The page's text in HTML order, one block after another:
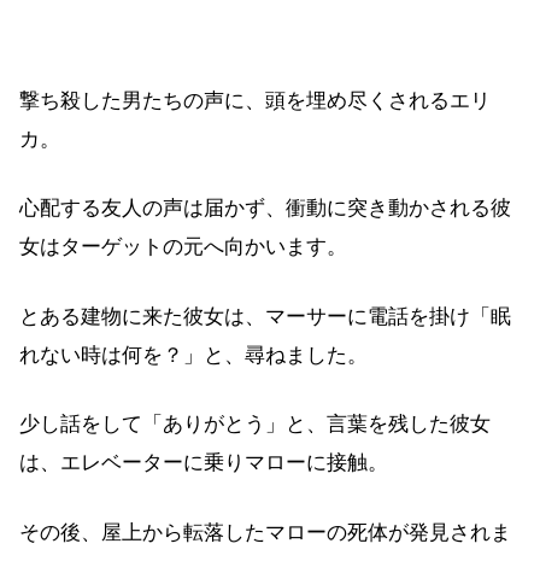
撃ち殺した男たちの声に、頭を埋め尽くされるエリ
カ。
心配する友人の声は届かず、衝動に突き動かされる彼
女はターゲットの元へ向かいます。
とある建物に来た彼女は、マーサーに電話を掛け「眠
れない時は何を？」と、尋ねました。
少し話をして「ありがとう」と、言葉を残した彼女
は、エレベーターに乗りマローに接触。
その後、屋上から転落したマローの死体が発見されま